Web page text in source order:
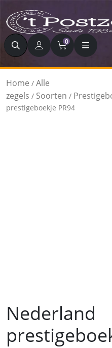
Zoeken 0
Home / Alle
zegels / Soorten /
prestigeboekje PR94
Nederland